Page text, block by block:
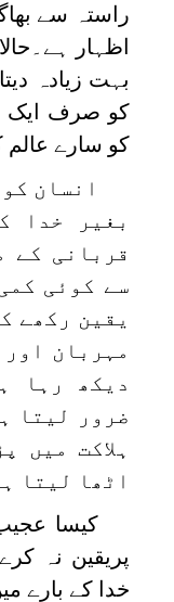
راستہ سے
اظہار
بہت زیادہ
کو صرف ایک
کو سارے
انسان
بغیر خدا
قربانی کے
سے کوئی
یقین رکھے
مہربان
دیکھ رہا
ضرور لیتا
ہلاکت میں
اٹھا لیتا
کیسا
پریقین نہ
خدا کے بارے